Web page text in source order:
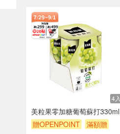
4入
美粒果零加糖葡萄蘇打330ml
贈OPENPOINT
滿額贈